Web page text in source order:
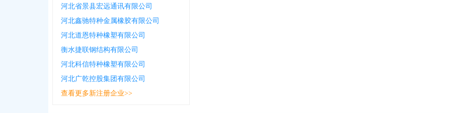
河北省景县宏远通讯有限公司
河北鑫驰特种金属橡胶有限公司
河北道恩特种橡塑有限公司
衡水捷联钢结构有限公司
河北科信特种橡塑有限公司
河北广乾控股集团有限公司
查看更多新注册企业>>